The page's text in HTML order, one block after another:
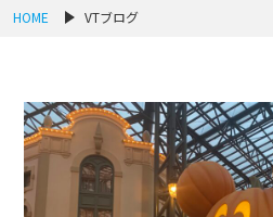
HOME VTブログ